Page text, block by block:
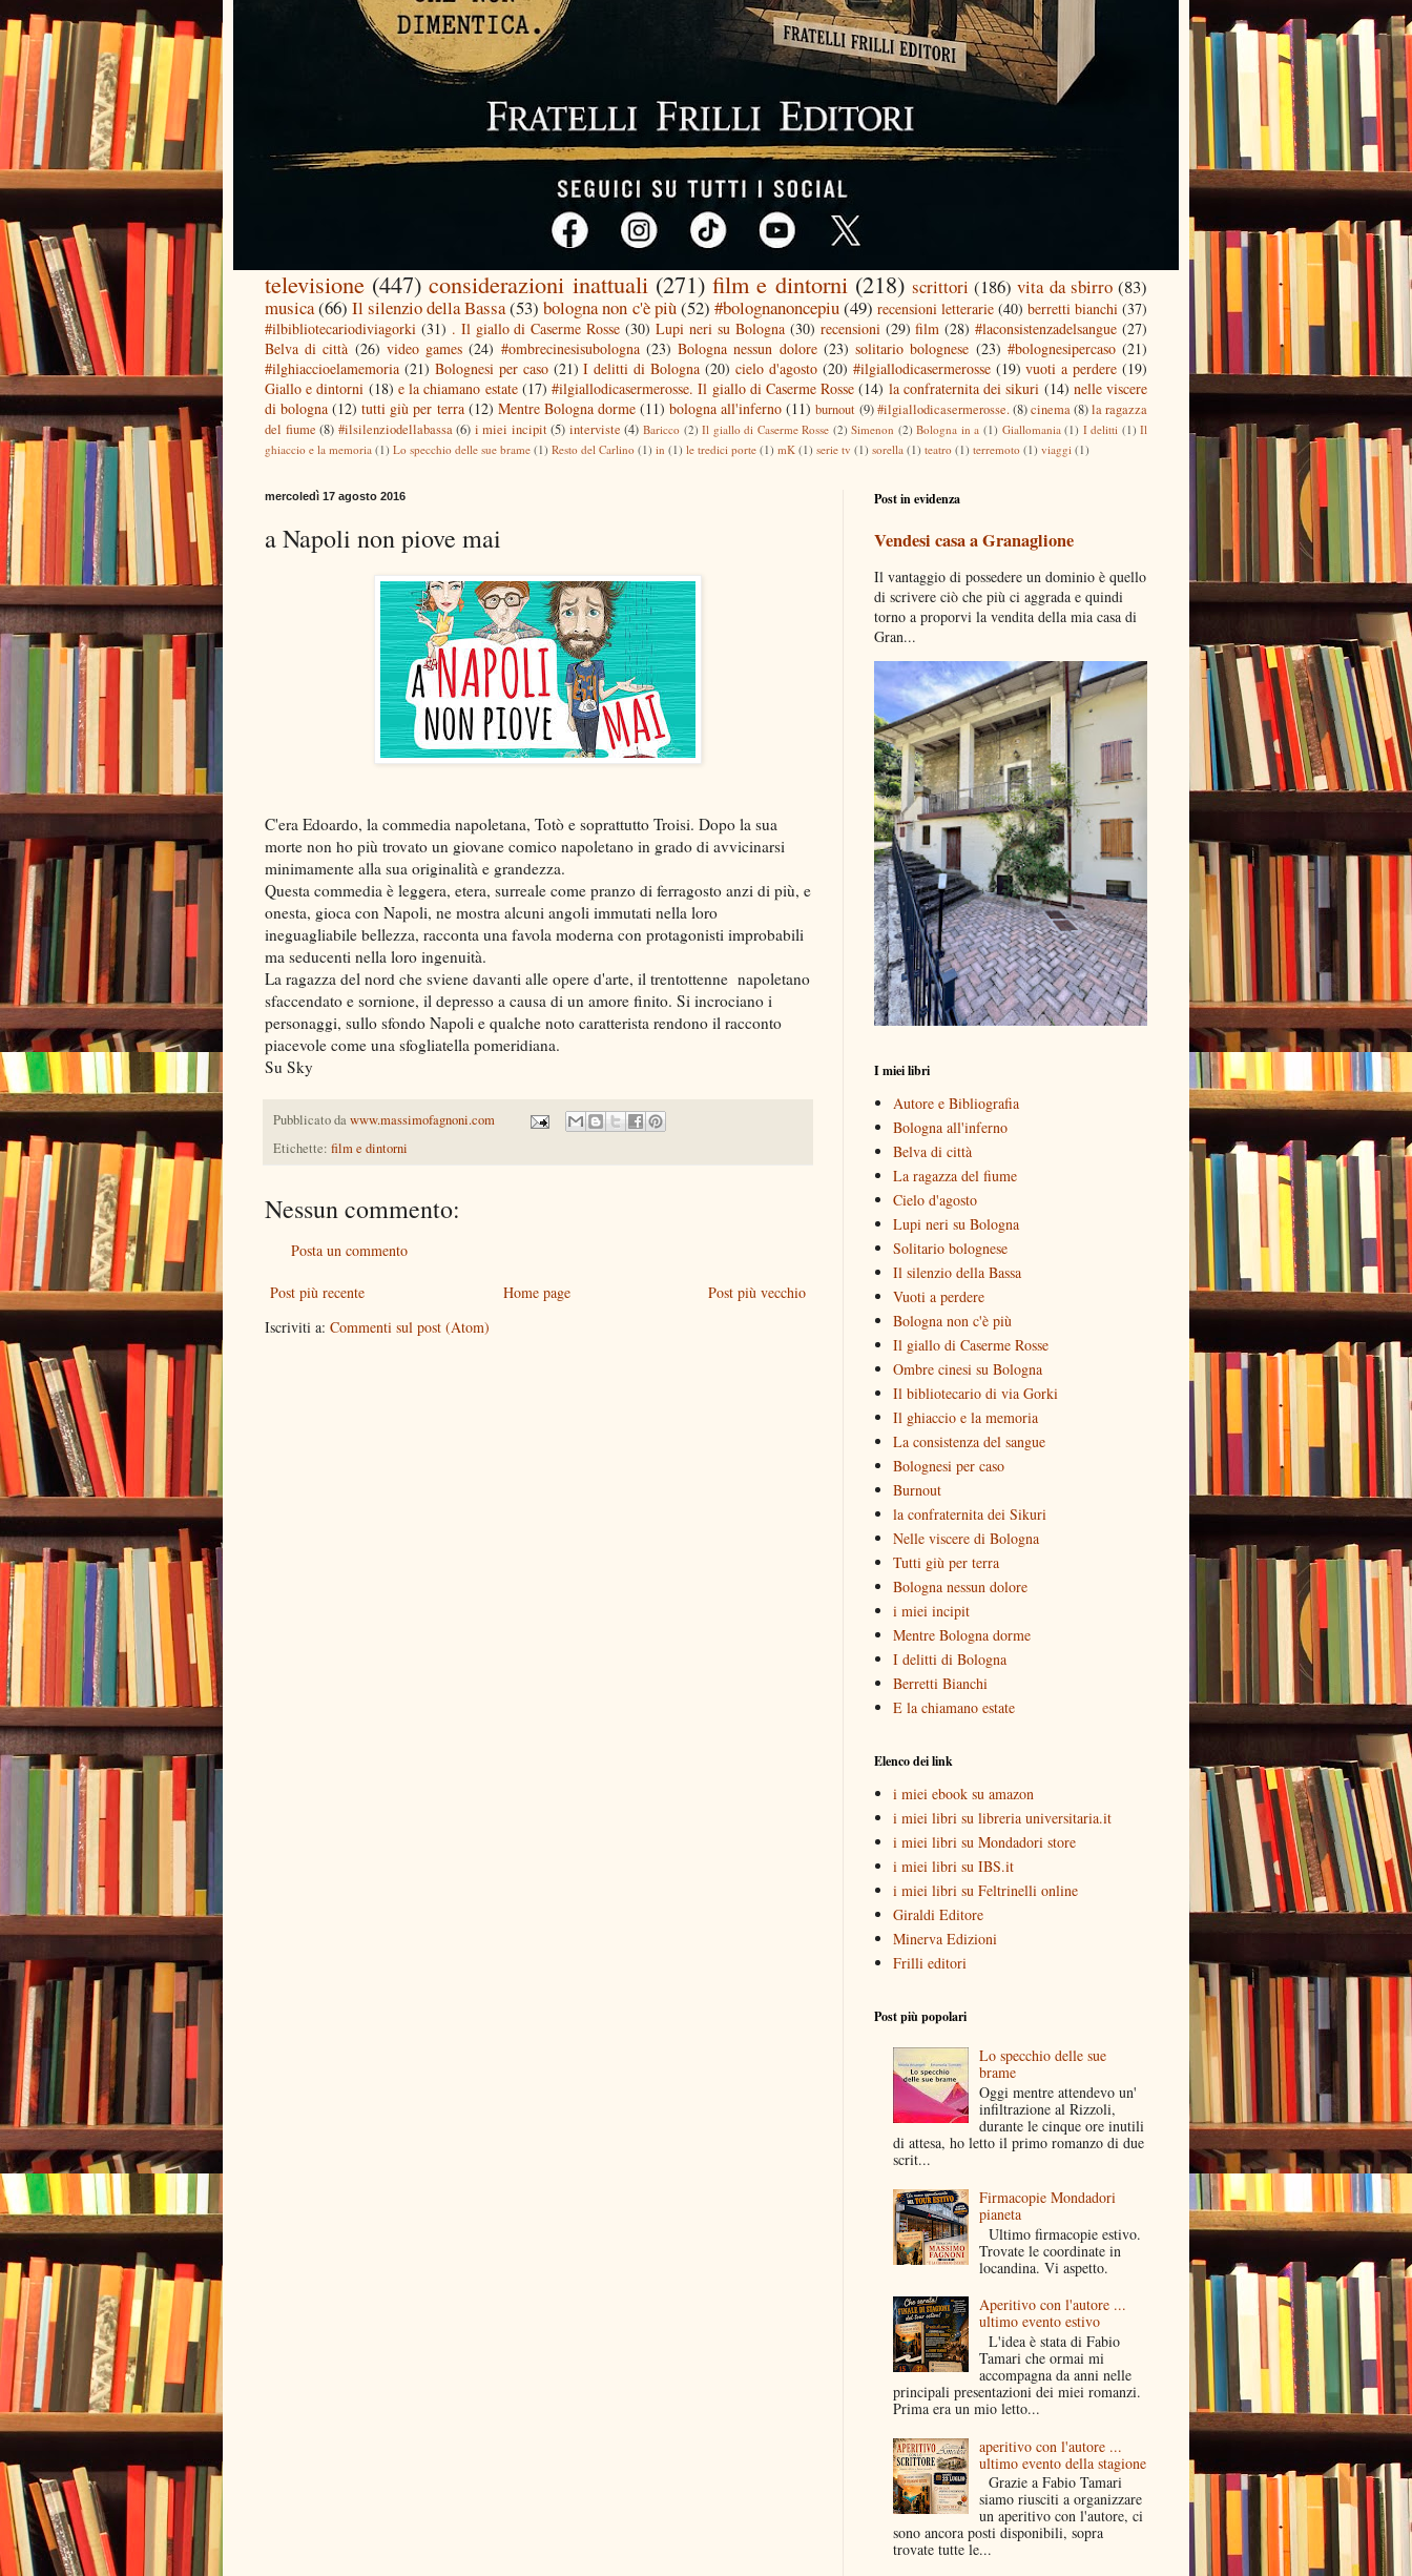
televisione (447) considerazioni inattuali (271) film e dintorni (218) scrittori (186) vita da sbirro (83)
musica(66) Il silenzio della Bassa(53) bologna non c'è più(52) #bolognanoncepiu(49) recensioni letterarie (40) berretti bianchi (37)
#ilbibliotecariodiviagorki (31) . Il giallo di Caserme Rosse (30) Lupi neri su Bologna (30) recensioni (29) film (28) #laconsistenzadelsangue (27)
Belva di città (26) video games (24) #ombrecinesisubologna (23) Bologna nessun dolore (23) solitario bolognese (23) #bolognesipercaso (21)
#ilghiaccioelamemoria (21) Bolognesi per caso (21) I delitti di Bologna (20) cielo d'agosto (20) #ilgiallodicasermerosse (19) vuoti a perdere (19)
Giallo e dintorni (18) e la chiamano estate (17) #ilgiallodicasermerosse. Il giallo di Caserme Rosse (14) la confraternita dei sikuri (14) nelle viscere
di bologna (12) tutti giù per terra (12) Mentre Bologna dorme (11) bologna all'inferno (11) burnout (9) #ilgiallodicasermerosse. (8)cinema(8)la ragazza
del fiume (8) #ilsilenziodellabassa (6) i miei incipit (5) interviste (4) Baricco (2) Il giallo di Caserme Rosse (2) Simenon (2) Bologna in a (1) Giallomania (1) I delitti (1) Il
ghiaccio e la memoria (1) Lo specchio delle sue brame (1) Resto del Carlino (1) in (1) le tredici porte (1) mK (1) serie tv (1) sorella (1) teatro (1) terremoto (1) viaggi (1)
mercoledì 17 agosto 2016
a Napoli non piove mai
C'era Edoardo, la commedia napoletana, Totò e soprattutto Troisi. Dopo la sua
morte non ho più trovato un giovane comico napoletano in grado di avvicinarsi
minimamente alla sua originalità e grandezza.
Questa commedia è leggera, etera, surreale come pranzo di ferragosto anzi di più, e
onesta, gioca con Napoli, ne mostra alcuni angoli immutati nella loro
ineguagliabile bellezza, racconta una favola moderna con protagonisti improbabili
ma seducenti nella loro ingenuità.
La ragazza del nord che sviene davanti alle opere d'arte, il trentottenne napoletano
sfaccendato e sornione, il depresso a causa di un amore finito. Si incrociano i
personaggi, sullo sfondo Napoli e qualche noto caratterista rendono il racconto
piacevole come una sfogliatella pomeridiana.
Su Sky
Pubblicato dawww.massimofagnoni.com
Etichette: film e dintorni
Nessun commento:
Posta un commento
Post più recente Post più vecchio
Home page
Iscriviti a: Commenti sul post (Atom)
Post in evidenza
Vendesi casa a Granaglione
Il vantaggio di possedere un dominio è quello
di scrivere ciò che più ci aggrada e quindi
torno a proporvi la vendita della mia casa di
Gran...
I miei libri
Autore e Bibliografia
Bologna all'inferno
Belva di città
La ragazza del fiume
Cielo d'agosto
Lupi neri su Bologna
Solitario bolognese
Il silenzio della Bassa
Vuoti a perdere
Bologna non c'è più
Il giallo di Caserme Rosse
Ombre cinesi su Bologna
Il bibliotecario di via Gorki
Il ghiaccio e la memoria
La consistenza del sangue
Bolognesi per caso
Burnout
la confraternita dei Sikuri
Nelle viscere di Bologna
Tutti giù per terra
Bologna nessun dolore
i miei incipit
Mentre Bologna dorme
I delitti di Bologna
Berretti Bianchi
E la chiamano estate
Elenco dei link
i miei ebook su amazon
i miei libri su libreria universitaria.it
i miei libri su Mondadori store
i miei libri su IBS.it
i miei libri su Feltrinelli online
Giraldi Editore
Minerva Edizioni
Frilli editori
Post più popolari
Lo specchio delle sue
brame
Oggi mentre attendevo un'
infiltrazione al Rizzoli,
durante le cinque ore inutili
di attesa, ho letto il primo romanzo di due
scrit...
Firmacopie Mondadori
pianeta
Ultimo firmacopie estivo.
Trovate le coordinate in
locandina. Vi aspetto.
Aperitivo con l'autore ...
ultimo evento estivo
L'idea è stata di Fabio
Tamari che ormai mi
accompagna da anni nelle
principali presentazioni dei miei romanzi.
Prima era un mio letto...
aperitivo con l'autore ...
ultimo evento della stagione
Grazie a Fabio Tamari
siamo riusciti a organizzare
un aperitivo con l'autore, ci
sono ancora posti disponibili, sopra
trovate tutte le...